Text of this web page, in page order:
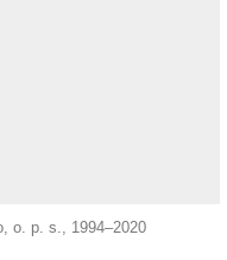
o. p. s., 1994–2020